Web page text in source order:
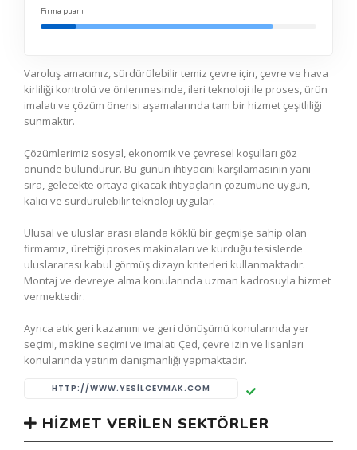
Firma puanı
Varoluş amacımız, sürdürülebilir temiz çevre için, çevre ve hava
kirliliği kontrolü ve önlenmesinde, ileri teknoloji ile proses, ürün
imalatı ve çözüm önerisi aşamalarında tam bir hizmet çeşitliliği
sunmaktır.
Çözümlerimiz sosyal, ekonomik ve çevresel koşulları göz
önünde bulundurur. Bu günün ihtiyacını karşılamasının yanı
sıra, gelecekte ortaya çıkacak ihtiyaçların çözümüne uygun,
kalıcı ve sürdürülebilir teknoloji uygular.
Ulusal ve uluslar arası alanda köklü bir geçmişe sahip olan
firmamız, ürettiği proses makinaları ve kurduğu tesislerde
uluslararası kabul görmüş dizayn kriterleri kullanmaktadır.
Montaj ve devreye alma konularında uzman kadrosuyla hizmet
vermektedir.
Ayrıca atık geri kazanımı ve geri dönüşümü konularında yer
seçimi, makine seçimi ve imalatı Çed, çevre izin ve lisanları
konularında yatırım danışmanlığı yapmaktadır.
HTTP://WWW.YESILCEVMAK.COM
HIZMET VERILEN SEKTÖRLER